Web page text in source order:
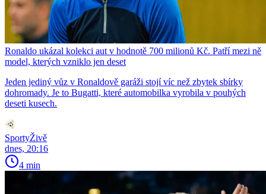
Ronaldo ukázal kolekci aut v hodnotě 700 milionů Kč. Patří mezi ně
model, kterých vzniklo jen deset
Jeden jediný vůz v Ronaldově garáži stojí víc než zbytek sbírky
dohromady. Je to Bugatti, které automobilka vyrobila v pouhých
deseti kusech.
SportyŽivě
dnes, 20:16
4 min